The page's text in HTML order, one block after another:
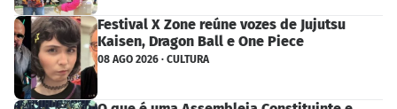
Festival X Zone reúne vozes de Jujutsu
Kaisen, Dragon Ball e One Piece
08 AGO 2026 · CULTURA